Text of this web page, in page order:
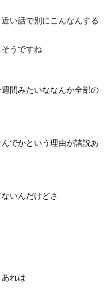
い話で別にこんなんする
うですね
間みたいななんか全部の
でかという理由が諸説あ
いんだけどさ
れは